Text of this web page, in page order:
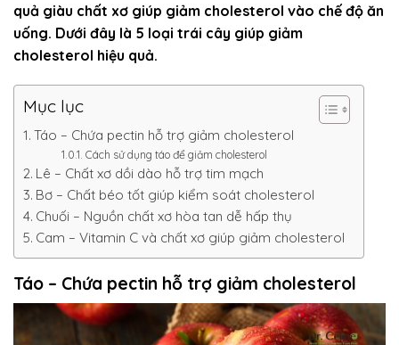
quả giàu chất xơ giúp giảm cholesterol vào chế độ ăn
uống. Dưới đây là 5 loại trái cây giúp giảm
cholesterol hiệu quả.
Mục lục
Táo – Chứa pectin hỗ trợ giảm cholesterol
Cách sử dụng táo để giảm cholesterol
Lê – Chất xơ dồi dào hỗ trợ tim mạch
Bơ – Chất béo tốt giúp kiểm soát cholesterol
Chuối – Nguồn chất xơ hòa tan dễ hấp thụ
Cam – Vitamin C và chất xơ giúp giảm cholesterol
Táo – Chứa pectin hỗ trợ giảm cholesterol